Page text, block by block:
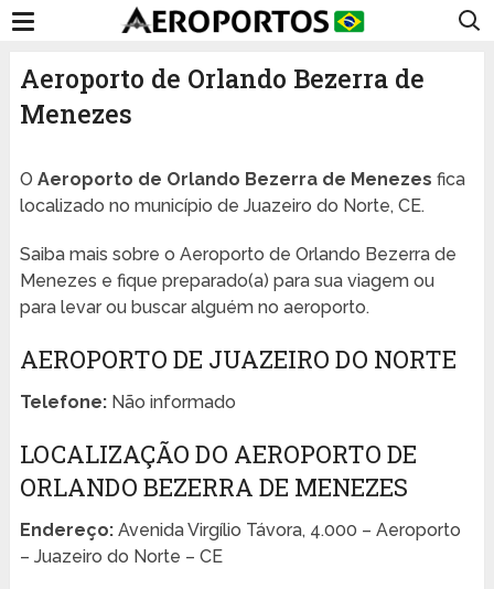
Aeroporto de Orlando Bezerra de
Menezes
O Aeroporto de Orlando Bezerra de Menezes fica
localizado no município de Juazeiro do Norte, CE.
Saiba mais sobre o Aeroporto de Orlando Bezerra de
Menezes e fique preparado(a) para sua viagem ou
para levar ou buscar alguém no aeroporto.
AEROPORTO DE JUAZEIRO DO NORTE
Telefone:Não informado
LOCALIZAÇÃO DO AEROPORTO DE
ORLANDO BEZERRA DE MENEZES
Endereço:Avenida Virgílio Távora, 4.000 – Aeroporto
– Juazeiro do Norte – CE